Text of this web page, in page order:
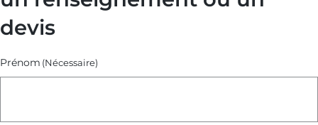
devis
Prénom (Nécessaire)